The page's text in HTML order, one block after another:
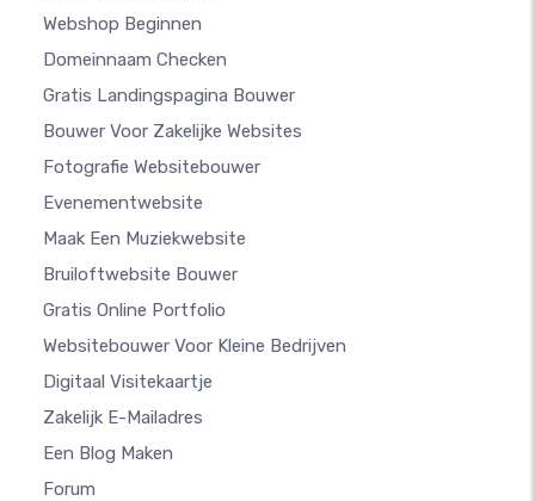
Webshop Beginnen
Domeinnaam Checken
Gratis Landingspagina Bouwer
Bouwer Voor Zakelijke Websites
Fotografie Websitebouwer
Evenementwebsite
Maak Een Muziekwebsite
Bruiloftwebsite Bouwer
Gratis Online Portfolio
Websitebouwer Voor Kleine Bedrijven
Digitaal Visitekaartje
Zakelijk E-Mailadres
Een Blog Maken
Forum